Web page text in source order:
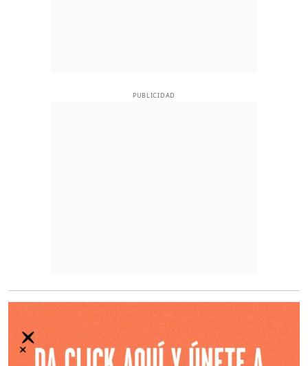
PUBLICIDAD